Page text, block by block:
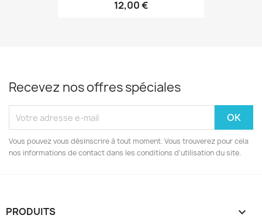
12,00 €
Recevez nos offres spéciales
Vous pouvez vous désinscrire à tout moment. Vous trouverez pour cela
nos informations de contact dans les conditions d'utilisation du site.
PRODUITS 